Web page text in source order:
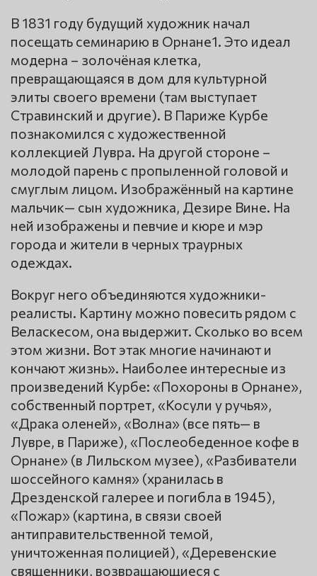
В 1831 году будущий художник начал
посещать семинарию в Орнане1. Это идеал
модерна – золочёная клетка,
превращающаяся в дом для культурной
элиты своего времени (там выступает
Стравинский и другие). В Париже Курбе
познакомился с художественной
коллекцией Лувра. На другой стороне –
молодой парень с пропыленной головой и
смуглым лицом. Изображённый на картине
мальчик— сын художника, Дезире Вине. На
ней изображены и певчие и кюре и мэр
города и жители в черных траурных
одеждах.
Вокруг него объединяются художники-
реалисты. Картину можно повесить рядом с
Веласкесом, она выдержит. Сколько во всем
этом жизни. Вот этак многие начинают и
кончают жизнь». Наиболее интересные из
произведений Курбе: «Похороны в Орнане»,
собственный портрет, «Косули у ручья»,
«Драка оленей», «Волна» (все пять— в
Лувре, в Париже), «Послеобеденное кофе в
Орнане» (в Лильском музее), «Разбиватели
шоссейного камня» (хранилась в
Дрезденской галерее и погибла в 1945),
«Пожар» (картина, в связи своей
антиправительственной темой,
уничтоженная полицией), «Деревенские
священники, возвращающиеся с